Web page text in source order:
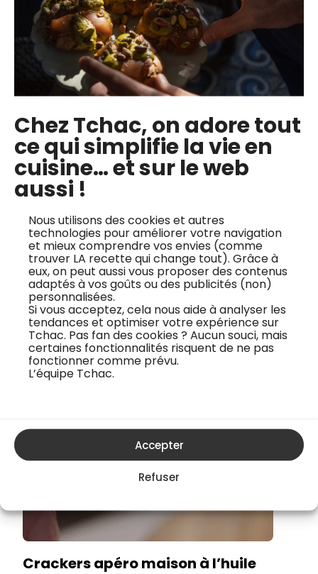
Chez Tchac, on adore tout
ce qui simplifie la vie en
cuisine… et sur le web
aussi !
Nous utilisons des cookies et autres
technologies pour améliorer votre navigation
et mieux comprendre vos envies (comme
trouver LA recette qui change tout). Grâce à
eux, on peut aussi vous proposer des contenus
adaptés à vos goûts ou des publicités (non)
personnalisées.
Si vous acceptez, cela nous aide à analyser les
tendances et optimiser votre expérience sur
Tchac. Pas fan des cookies ? Aucun souci, mais
certaines fonctionnalités risquent de ne pas
fonctionner comme prévu.
L’équipe Tchac.
Accepter
Refuser
Focaccia aux tomates confites,
olives et fleur de sel
Julien Serri
Facile
Crackers apéro maison à l’huile